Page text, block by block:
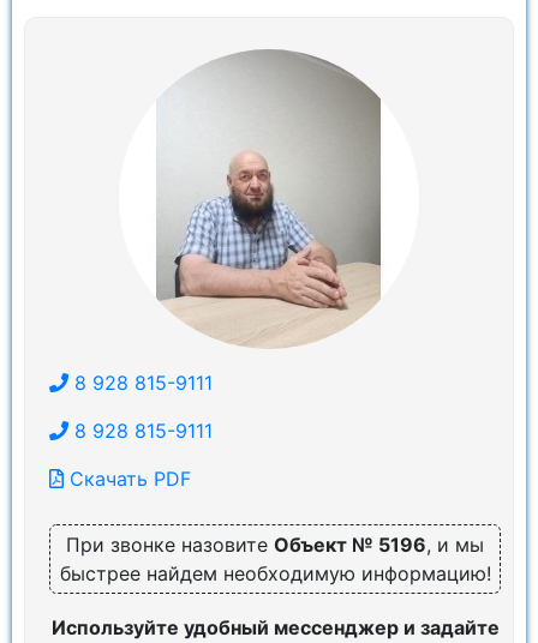
8 928 815-9111
8 928 815-9111
Скачать PDF
При звонке назовите Объект № 5196, и мы
быстрее найдем необходимую информацию!
Используйте удобный мессенджер и задайте